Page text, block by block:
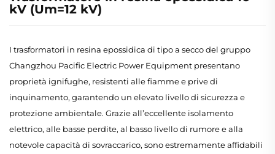
kV (Um=12 kV)
I trasformatori in resina epossidica di tipo a secco del gruppo
Changzhou Pacific Electric Power Equipment presentano
proprietà ignifughe, resistenti alle fiamme e prive di
inquinamento, garantendo un elevato livello di sicurezza e
protezione ambientale. Grazie all’eccellente isolamento
elettrico, alle basse perdite, al basso livello di rumore e alla
notevole capacità di sovraccarico, sono estremamente affidabili